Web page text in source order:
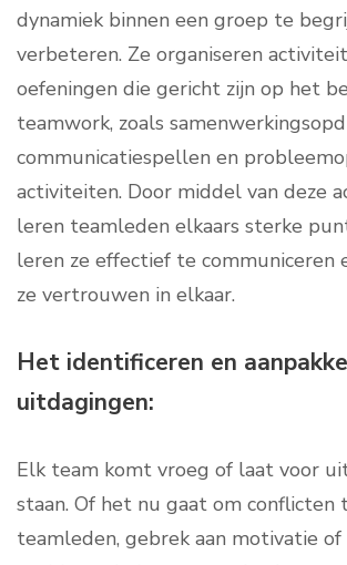
dynamiek binnen een groep te
verbeteren. Ze organiseren
oefeningen die gericht zijn op het
teamwork, zoals
communicatiespellen en
activiteiten. Door middel van deze
leren teamleden elkaars sterke
leren ze effectief te communiceren
ze vertrouwen in elkaar.
Het identificeren en
uitdagingen:
Elk team komt vroeg of laat voor
staan. Of het nu gaat om conflicten
teamleden, gebrek aan motivatie of